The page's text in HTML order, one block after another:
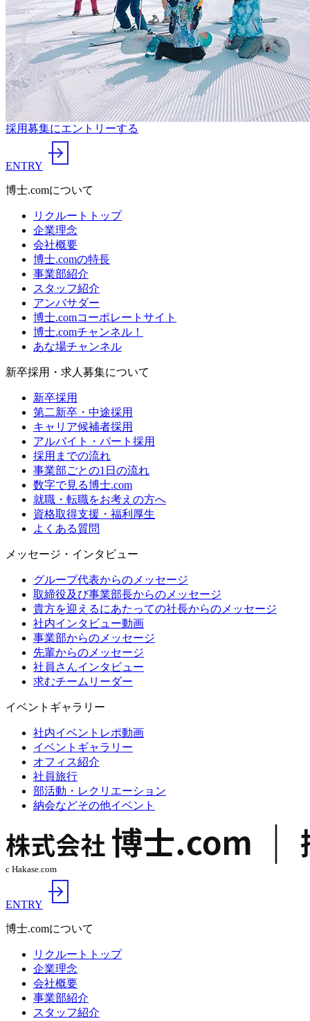
採用募集にエントリーする
ENTRY
博士.comについて
リクルートトップ
企業理念
会社概要
博士.comの特長
事業部紹介
スタッフ紹介
アンバサダー
博士.comコーポレートサイト
博士.comチャンネル！
あな場チャンネル
新卒採用・求人募集について
新卒採用
第二新卒・中途採用
キャリア候補者採用
アルバイト・パート採用
採用までの流れ
事業部ごとの1日の流れ
数字で見る博士.com
就職・転職をお考えの方へ
資格取得支援・福利厚生
よくある質問
メッセージ・インタビュー
グループ代表からのメッセージ
取締役及び事業部長からのメッセージ
貴方を迎えるにあたっての社長からのメッセージ
社内インタビュー動画
事業部からのメッセージ
先輩からのメッセージ
社員さんインタビュー
求むチームリーダー
イベントギャラリー
社内イベントレポ動画
イベントギャラリー
オフィス紹介
社員旅行
部活動・レクリエーション
納会などその他イベント
c Hakase.com
ENTRY
博士.comについて
リクルートトップ
企業理念
会社概要
事業部紹介
スタッフ紹介